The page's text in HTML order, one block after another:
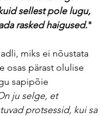
sellest pole lugu,
rasked haigused."
miks ei nõustata
osas pärast olulise
sapipõie
ju selge, et
protsessid, kui sa